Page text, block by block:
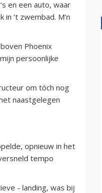
en een auto, waar
’t zwembad. M’n
Phoenix
persoonlijke
om tóch nog
naastgelegen
opnieuw in het
tempo
- landing, was bij